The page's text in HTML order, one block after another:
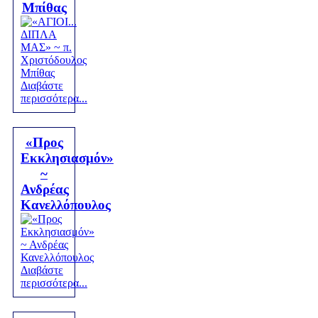
Μπίθας
Διαβάστε
περισσότερα...
«Προς
Εκκλησιασμόν»
~
Ανδρέας
Κανελλόπουλος
Διαβάστε
περισσότερα...